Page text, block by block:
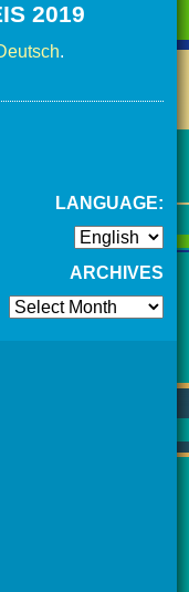
2019
.
LANGUAGE:
ARCHIVES
Archives